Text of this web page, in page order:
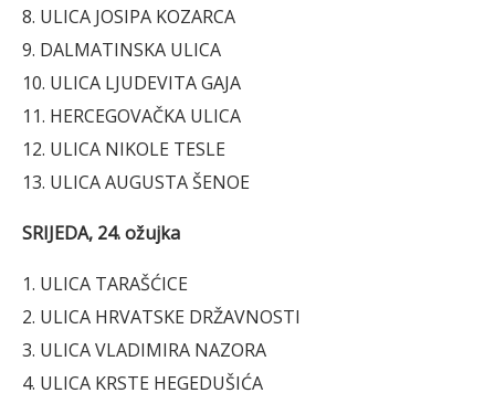
8. ULICA JOSIPA KOZARCA
9. DALMATINSKA ULICA
10. ULICA LJUDEVITA GAJA
11. HERCEGOVAČKA ULICA
12. ULICA NIKOLE TESLE
13. ULICA AUGUSTA ŠENOE
SRIJEDA, 24. ožujka
1. ULICA TARAŠĆICE
2. ULICA HRVATSKE DRŽAVNOSTI
3. ULICA VLADIMIRA NAZORA
4. ULICA KRSTE HEGEDUŠIĆA